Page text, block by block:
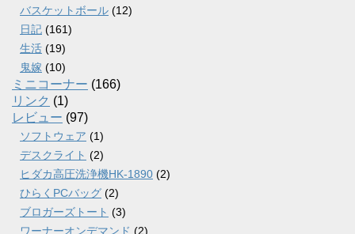
バスケットボール (12)
日記 (161)
生活 (19)
鬼嫁 (10)
ミニコーナー (166)
リンク (1)
レビュー (97)
ソフトウェア (1)
デスクライト (2)
ヒダカ高圧洗浄機HK-1890 (2)
ひらくPCバッグ (2)
ブロガーズトート (3)
ワーナーオンデマンド (2)